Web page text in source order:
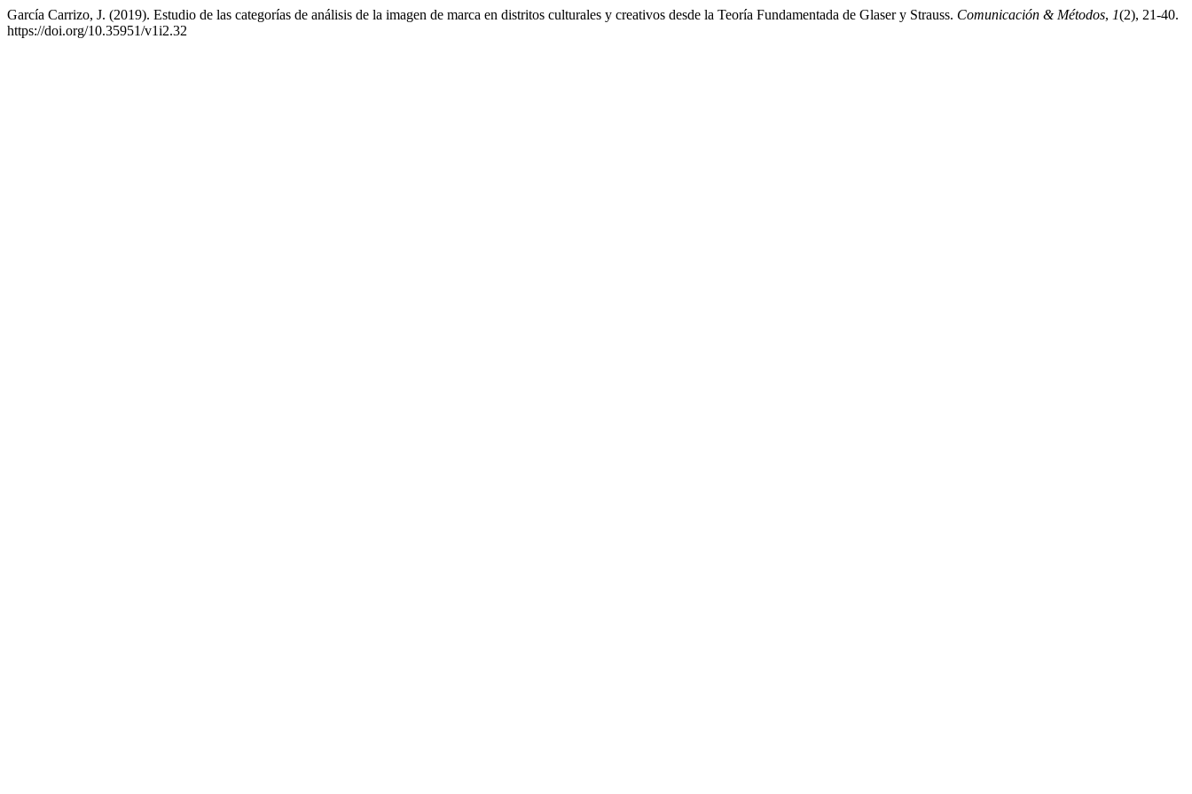
García Carrizo, J. (2019). Estudio de las categorías de análisis de la imagen de marca en distritos culturales y creativos desde la Teoría Fundamentada de Glaser y Strauss. Comunicación & Métodos, 1(2), 21-40.
https://doi.org/10.35951/v1i2.32